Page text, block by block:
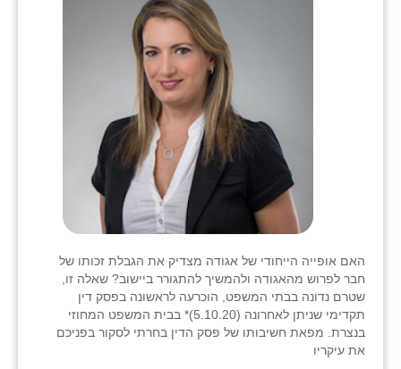
האם אופייה הייחודי של אגודה מצדיק את הגבלת זכותו של
חבר לפרוש מהאגודה ולהמשיך להתגורר ביישוב? שאלה זו,
שטרם נדונה בבתי המשפט, הוכרעה לראשונה בפסק דין
תקדימי שניתן לאחרונה (5.10.20)* בבית המשפט המחוזי
בנצרת. מפאת חשיבותו של פסק הדין בחרתי לסקור בפניכם
את עיקריו